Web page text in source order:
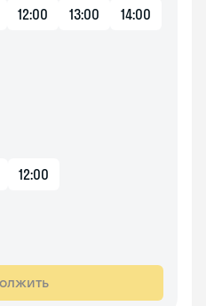
12:00 13:00 14:00
12:00